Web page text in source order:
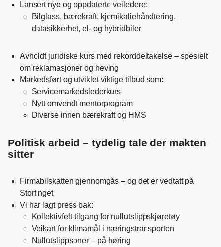
Lansert nye og oppdaterte veiledere:
Bilglass, bærekraft, kjemikaliehåndtering,
datasikkerhet, el- og hybridbiler
Avholdt juridiske kurs med rekorddeltakelse – spesielt
om reklamasjoner og heving
Markedsført og utviklet viktige tilbud som:
Servicemarkedslederkurs
Nytt omvendt mentorprogram
Diverse innen bærekraft og HMS
Politisk arbeid – tydelig tale der makten
sitter
Firmabilskatten gjennomgås – og det er vedtatt på
Stortinget
Vi har lagt press bak:
Kollektivfelt-tilgang for nullutslippskjøretøy
Veikart for klimamål i næringstransporten
Nullutslippsoner – på høring